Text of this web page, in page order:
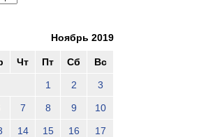
Ноябрь 2019
Чт Пт Сб Вс
1 2 3
7 8 9 10
14 15 16 17